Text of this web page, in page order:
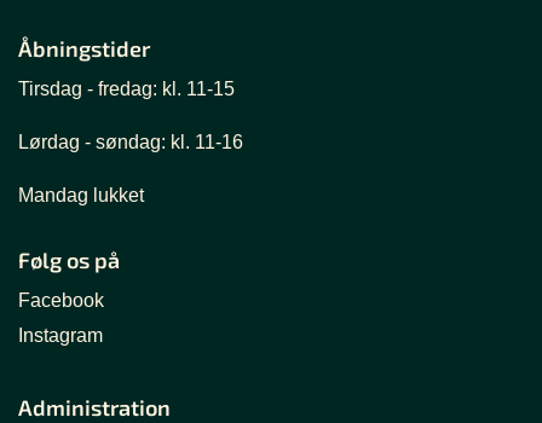
Åbningstider
Tirsdag - fredag: kl. 11-15
Lørdag - søndag: kl. 11-16
Mandag lukket
Følg os på
Facebook
Instagram
Administration